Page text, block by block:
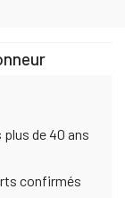
de 40 ans
confirmés